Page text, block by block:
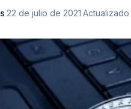
·22 de julio de 2021·Actualizado